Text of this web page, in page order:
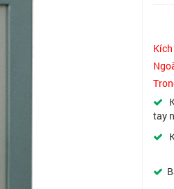
tay